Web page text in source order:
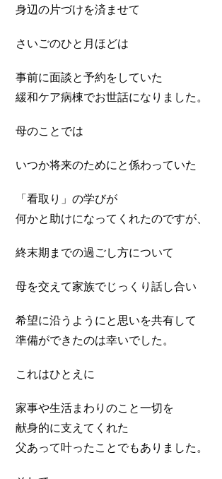
身辺の片づけを済ませて
さいごのひと月ほどは
事前に面談と予約をしていた
緩和ケア病棟でお世話になりました。
母のことでは
いつか将来のためにと係わっていた
「看取り」の学びが
何かと助けになってくれたのですが、
終末期までの過ごし方について
母を交えて家族でじっくり話し合い
希望に沿うようにと思いを共有して
準備ができたのは幸いでした。
これはひとえに
家事や生活まわりのこと一切を
献身的に支えてくれた
父あって叶ったことでもありました。